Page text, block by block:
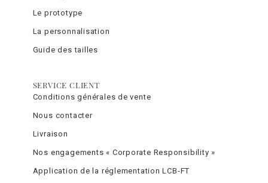
Le prototype
La personnalisation
Guide des tailles
SERVICE CLIENT
Conditions générales de vente
Nous contacter
Livraison
Nos engagements « Corporate Responsibility »
Application de la réglementation LCB-FT